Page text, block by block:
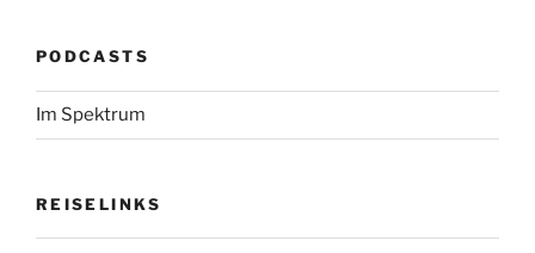
PODCASTS
Im Spektrum
REISELINKS